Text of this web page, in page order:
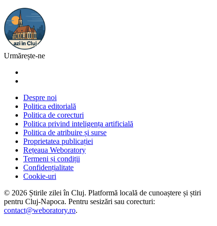
Urmărește-ne
Despre noi
Politica editorială
Politica de corecturi
Politica privind inteligența artificială
Politica de atribuire și surse
Proprietatea publicației
Rețeaua Weboratory
Termeni și condiții
Confidențialitate
Cookie-uri
© 2026 Știrile zilei în Cluj. Platformă locală de cunoaștere și știri
pentru Cluj-Napoca. Pentru sesizări sau corecturi:
contact@weboratory.ro.